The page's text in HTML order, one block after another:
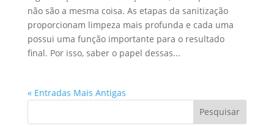
não são a mesma coisa. As etapas da sanitização
proporcionam limpeza mais profunda e cada uma
possui uma função importante para o resultado
final. Por isso, saber o papel dessas...
« Entradas Mais Antigas
Pesquisar